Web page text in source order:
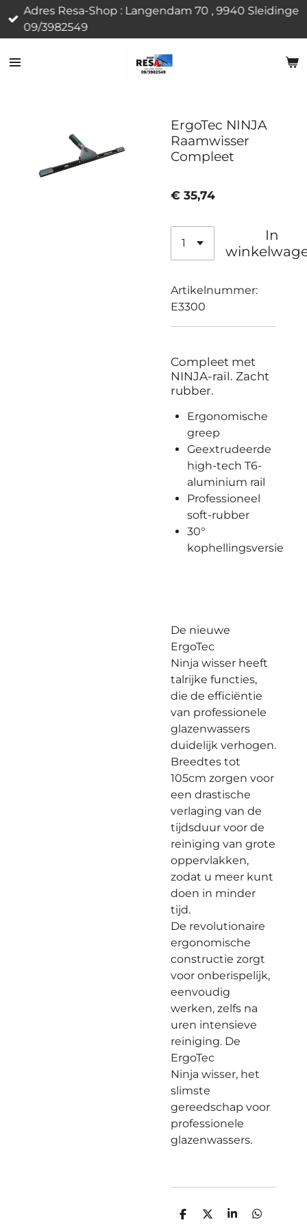
Ga
direct
de
Adres Resa-Shop : Langendam 70 , 9940 Sleidinge
09/3982549
ErgoTec NINJA
Raamwisser
Compleet
€ 35,74
In
Artikelnummer:
E3300
Compleet met
NINJA-rail. Zacht
rubber.
Ergonomische
greep
Geextrudeerde
high-tech T6-
aluminium rail
Professioneel
soft-rubber
30°
kophellingsversie
De nieuwe
ErgoTec
Ninja wisser heeft
talrijke functies,
die de efficiëntie
van professionele
glazenwassers
duidelijk verhogen.
Breedtes tot
105cm zorgen voor
een drastische
verlaging van de
tijdsduur voor de
reiniging van grote
oppervlakken,
zodat u meer kunt
doen in minder
tijd.
De revolutionaire
ergonomische
constructie zorgt
voor onberispelijk,
eenvoudig
werken, zelfs na
uren intensieve
reiniging. De
ErgoTec
Ninja wisser, het
slimste
gereedschap voor
professionele
glazenwassers.
D
D
S
D